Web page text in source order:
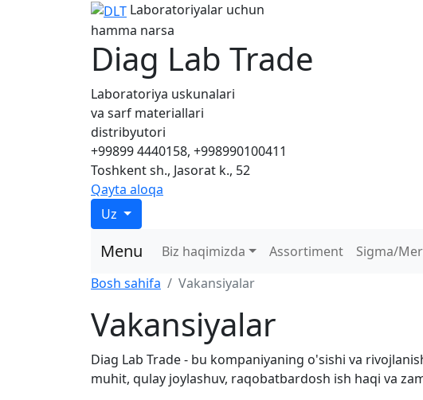
Laboratoriyalar uchun
hamma narsa
Diag Lab Trade
Laboratoriya uskunalari
va sarf materiallari
distribyutori
+99899 4440158, +998990100411
Toshkent sh., Jasorat k., 52
Qayta aloqa
Uz
Menu Biz haqimizda Assortiment Sigma/
Bosh sahifa
Vakansiyalar
Vakansiyalar
Diag Lab Trade - bu kompaniyaning o'sishi va
muhit, qulay joylashuv, raqobatbardosh ish haqi va